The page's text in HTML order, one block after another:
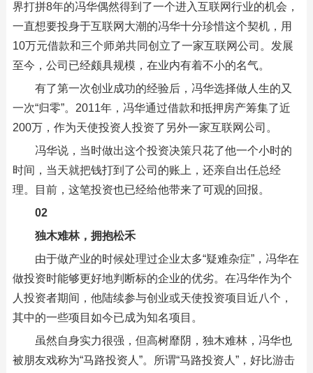
界打拼8年的冯华偶然得到了一个进入互联网行业的机会，
一直想要投身于互联网大潮的冯华十分珍惜这个契机，用
10万元借款和三个师弟共同创立了一家互联网公司。发展
至今，公司已经颇具规模，在业内有着不小的名气。
有了第一次创业成功的经验后，冯华选择做人生的又
一次“归零”。2011年，冯华通过借款和抵押房产筹集了近
200万，作为天使投资人投资了另外一家互联网公司。
冯华说，当时做出这个投资决策只花了他一个小时的
时间，当天就把钱打到了公司的账上，还亲自出任总经
理。目前，这笔投资也已经给他带来了可观的回报。
02
独木难林，拥抱松禾
由于做产业的时候处理过企业太多“疑难杂症”，冯华在
做投资时能够更好地判断标的企业的优劣。在冯华作为个
人投资者期间，他陆续参与创业或天使投资项目近八个，
其中的一些项目如今已成为知名项目。
虽然自身实力很强，但高树靡阴，独木难林，冯华也
被朋友戏称为“马路投资人”。所谓“马路投资人”，好比游击